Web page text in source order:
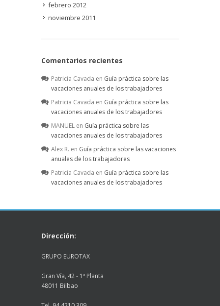
febrero 2012
noviembre 2011
Comentarios recientes
Patricia Cavada en Guía práctica sobre las
vacaciones anuales de los trabajadores
Patricia Cavada en Guía práctica sobre las
vacaciones anuales de los trabajadores
MANUEL en Guía práctica sobre las
vacaciones anuales de los trabajadores
Alex R. en Guía práctica sobre las vacaciones
anuales de los trabajadores
Patricia Cavada en Guía práctica sobre las
vacaciones anuales de los trabajadores
Dirección:
GRUPO EUROTAX
Gran Vía, 42 - 1ª Planta
48011 Bilbao